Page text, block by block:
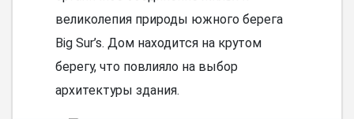
великолепия природы южного берега
Big Sur’s. Дом находится на крутом
берегу, что повлияло на выбор
архитектуры здания.